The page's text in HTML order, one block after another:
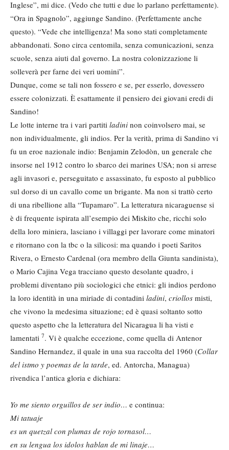
Inglese”, mi dice. (Vedo che tutti e due lo parlano perfettamente).
“Ora in Spagnolo”, aggiunge Sandino. (Perfettamente anche
questo). “Vede che intelligenza! Ma sono stati completamente
abbandonati. Sono circa centomila, senza comunicazioni, senza
scuole, senza aiuti dal governo. La nostra colonizzazione li
solleverà per farne dei veri uomini”.
Dunque, come se tali non fossero e se, per esserlo, dovessero
essere colonizzati. È esattamente il pensiero dei giovani eredi di
Sandino!
Le lotte interne tra i vari partiti ladini non coinvolsero mai, se
non individualmente, gli indios. Per la verità, prima di Sandino vi
fu un eroe nazionale indio: Benjamin Zelodòn, un generale che
insorse nel 1912 contro lo sbarco dei marines USA; non si arrese
agli invasori e, perseguitato e assassinato, fu esposto al pubblico
sul dorso di un cavallo come un brigante. Ma non si trattò certo
di una ribellione alla “Tupamaro”. La letteratura nicaraguense si
è di frequente ispirata all’esempio dei Miskito che, ricchi solo
della loro miniera, lasciano i villaggi per lavorare come minatori
e ritornano con la tbc o la silicosi: ma quando i poeti Saritos
Rivera, o Ernesto Cardenal (ora membro della Giunta sandinista),
o Mario Cajina Vega tracciano questo desolante quadro, i
problemi diventano più sociologici che etnici: gli indios perdono
la loro identità in una miriade di contadini ladini, criollos misti,
che vivono la medesima situazione; ed è quasi soltanto sotto
questo aspetto che la letteratura del Nicaragua li ha visti e
lamentati 7. Vi è qualche eccezione, come quella di Antenor
Sandino Hernandez, il quale in una sua raccolta del 1960 (Collar
del istmo y poemas de la tarde, ed. Antorcha, Managua)
rivendica l’antica gloria e dichiara:
Yo me siento orguillos de ser indio… e continua:
Mi tatuaje
es un quetzal con plumas de rojo tornasol…
en su lengua los idolos hablan de mi linaje…